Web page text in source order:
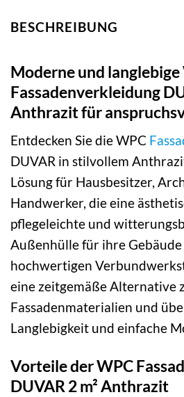
BESCHREIBUNG
Moderne und langlebige
Fassadenverkleidung
Anthrazit für
Entdecken Sie die WPC
DUVAR in stilvollem
Lösung für Hausbesitzer,
Handwerker, die eine
pflegeleichte und
Außenhülle für ihre Gebäude
hochwertigen
eine zeitgemäße Alternative
Fassadenmaterialien und
Langlebigkeit und einfache
Vorteile der WPC
DUVAR 2 m² Anthrazit